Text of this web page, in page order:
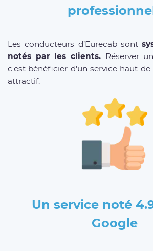
Les conducteurs d’Eurecab sont
notés par les clients. Réserver
c'est bénéficier d'un service haut
attractif.
Un service noté
Google